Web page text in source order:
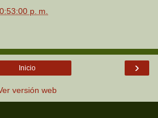
p. m.
›
Inicio
versión web